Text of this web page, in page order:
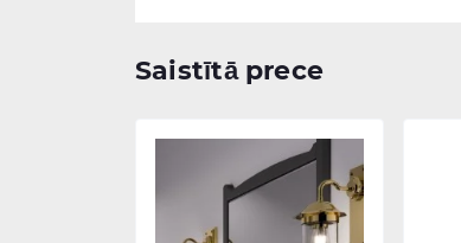
Saistītā prece